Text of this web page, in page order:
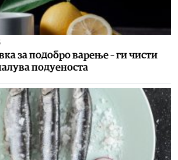
за подобро варење – ги чисти
подуеноста